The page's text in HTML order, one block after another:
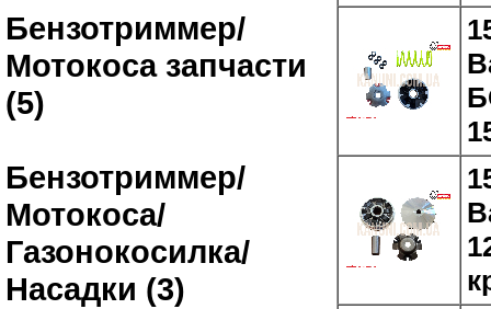
Бензотриммер/
Мотокоса запчасти
(5)
Бензотриммер/
Мотокоса/
Газонокосилка/
Насадки (3)